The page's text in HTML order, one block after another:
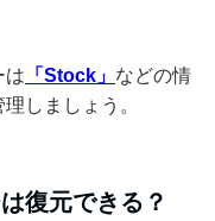
は 「Stock」 などの情
しましょう。
復元できる？